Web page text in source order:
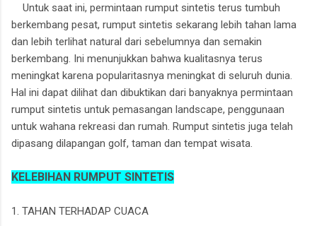
Untuk saat ini, permintaan rumput sintetis terus tumbuh
berkembang pesat, rumput sintetis sekarang lebih tahan lama
dan lebih terlihat natural dari sebelumnya dan semakin
berkembang. Ini menunjukkan bahwa kualitasnya terus
meningkat karena popularitasnya meningkat di seluruh dunia.
Hal ini dapat dilihat dan dibuktikan dari banyaknya permintaan
rumput sintetis untuk pemasangan landscape, penggunaan
untuk wahana rekreasi dan rumah. Rumput sintetis juga telah
dipasang dilapangan golf, taman dan tempat wisata.
KELEBIHAN RUMPUT SINTETIS
1. TAHAN TERHADAP CUACA